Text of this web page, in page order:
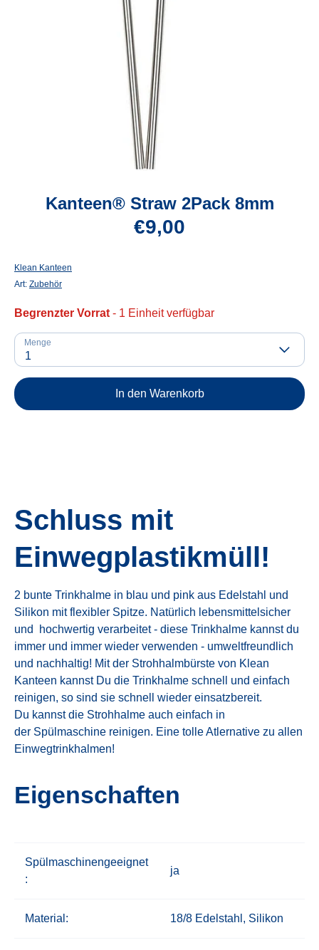
Kanteen® Straw 2Pack 8mm
€9,00
Klean Kanteen
Art: Zubehör
Begrenzter Vorrat - 1 Einheit verfügbar
Menge
1
In den Warenkorb
Schluss mit
Einwegplastikmüll!
2 bunte Trinkhalme in blau und pink aus Edelstahl und
Silikon mit flexibler Spitze. Natürlich lebensmittelsicher
und hochwertig verarbeitet - diese Trinkhalme kannst du
immer und immer wieder verwenden - umweltfreundlich
und nachhaltig! Mit der Strohhalmbürste von Klean
Kanteen kannst Du die Trinkhalme schnell und einfach
reinigen, so sind sie schnell wieder einsatzbereit.
Du kannst die Strohhalme auch einfach in
der Spülmaschine reinigen. Eine tolle Atlernative zu allen
Einwegtrinkhalmen!
Eigenschaften
Spülmaschinengeeignet
:
ja
Material: 18/8 Edelstahl, Silikon